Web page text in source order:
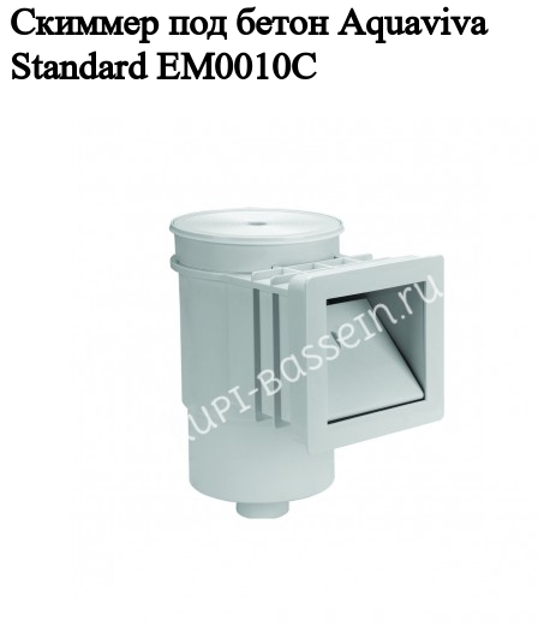
Скиммер под бетон Aquaviva
Standard EM0010C